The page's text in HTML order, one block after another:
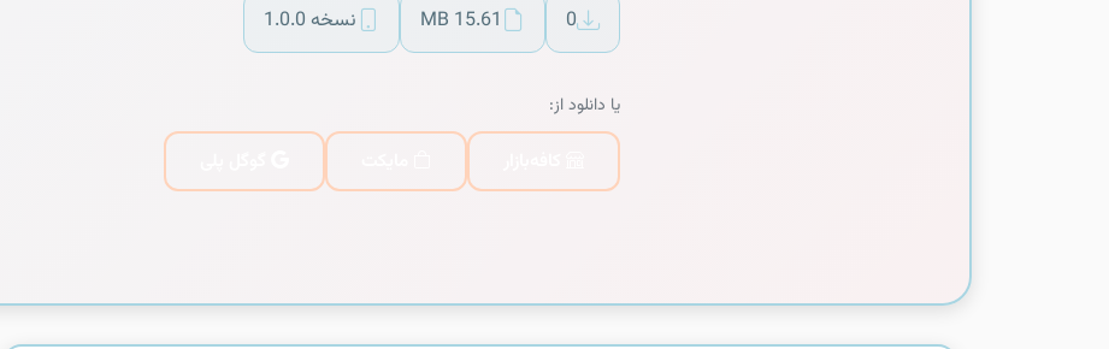
0
15.61 MB نسخه 1.0.0
یا دانلود از: